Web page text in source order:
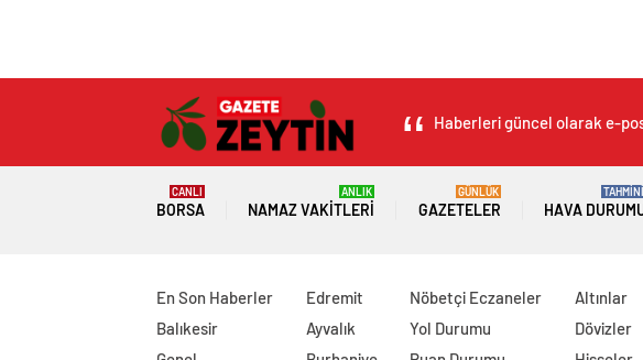
Haberleri güncel olarak e-
BORSA
CANLI
NAMAZ VAKITLERI
ANLIK
GAZETELER
GÜNLÜK
HAVA
TAHMİNİ
En Son Haberler
Balıkesir
Edremit
Ayvalık
Nöbetçi Eczaneler
Yol Durumu
Altınlar
Dövizler